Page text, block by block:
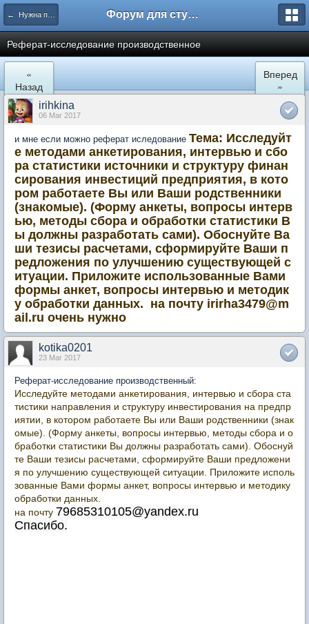
← Нужна помощь Форум для студента СГА
Реферат-исследование производственное
«
Назад
Вперед
»
irihkina
06 Mar 2017
и мне если можно реферат иследование Тема: Исследуйт
е методами анкетирования, интервью и сбо
ра статистики источники и структуру финан
сирования инвестиций предприятия, в кото
ром работаете Вы или Ваши родственники
(знакомые). (Форму анкеты, вопросы интерв
ью, методы сбора и обработки статистики В
ы должны разработать сами). Обоснуйте Ва
ши тезисы расчетами, сформируйте Ваши п
редложения по улучшению существующей с
итуации. Приложите использованные Вами
формы анкет, вопросы интервью и методик
у обработки данных. на почту irirha3479@m
ail.ru очень нужно
kotika0201
23 Mar 2017
Реферат-исследование производственный:
Исследуйте методами анкетирования, интервью и сбора ста
тистики направления и структуру инвестирования на предпр
иятии, в котором работаете Вы или Ваши родственники (знак
омые). (Форму анкеты, вопросы интервью, методы сбора и о
бработки статистики Вы должны разработать сами). Обоснуй
те Ваши тезисы расчетами, сформируйте Ваши предложени
я по улучшению существующей ситуации. Приложите исполь
зованные Вами формы анкет, вопросы интервью и методику
обработки данных.
на почту 79685310105@yandex.ru
Спасибо.